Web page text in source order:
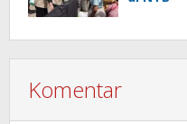
Komentar